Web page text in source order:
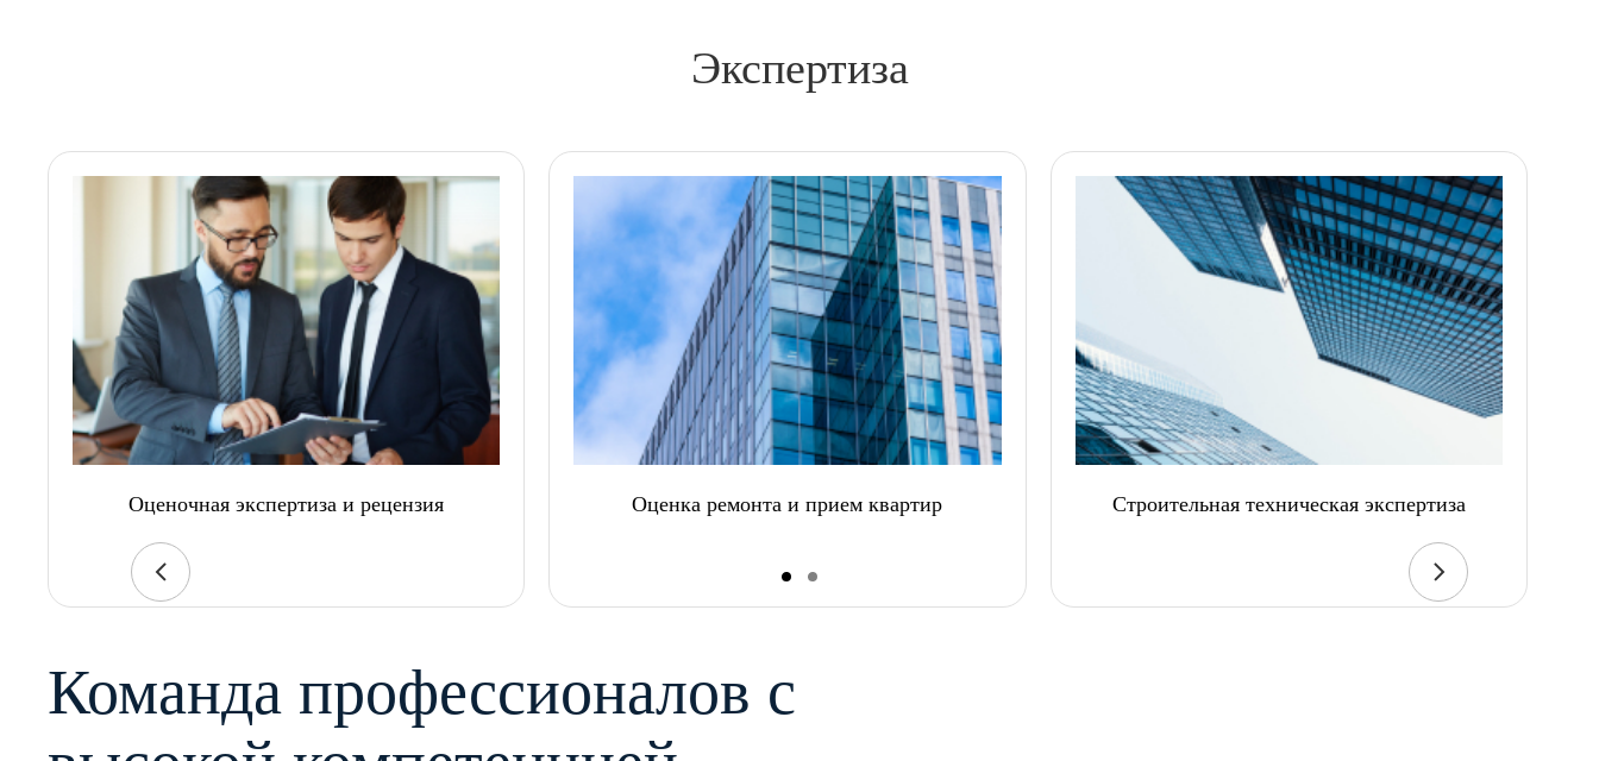
Экспертиза
Оценочная экспертиза и рецензия Оценка ремонта и прием квартир Строительная техническая экспертиза
Команда профессионалов с